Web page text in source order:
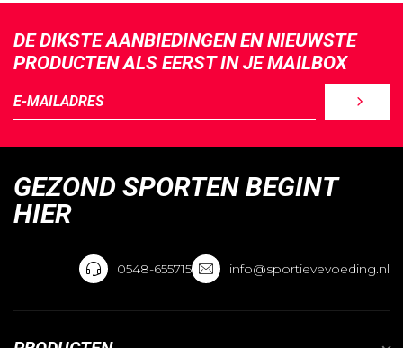
DE DIKSTE AANBIEDINGEN EN NIEUWSTE
PRODUCTEN ALS EERST IN JE MAILBOX
GEZOND SPORTEN BEGINT
HIER
0548-655715 info@sportievevoeding.nl